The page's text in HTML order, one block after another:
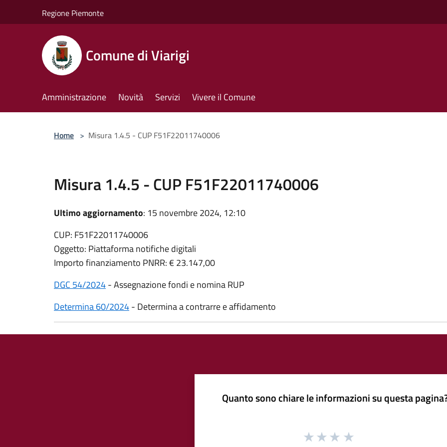
Regione Piemonte
Comune di Viarigi
Amministrazione Novità Servizi Vivere il Comune
Home > Misura 1.4.5 - CUP F51F22011740006
Misura 1.4.5 - CUP F51F22011740006
Ultimo aggiornamento: 15 novembre 2024, 12:10
CUP: F51F22011740006
Oggetto: Piattaforma notifiche digitali
Importo finanziamento PNRR: € 23.147,00
DGC 54/2024- Assegnazione fondi e nomina RUP
Determina 60/2024- Determina a contrarre e affidamento
Quanto sono chiare le informazioni su questa